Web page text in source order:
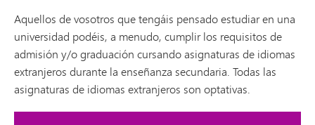
Aquellos de vosotros que tengáis pensado estudiar en una
universidad podéis, a menudo, cumplir los requisitos de
admisión y/o graduación cursando asignaturas de idiomas
extranjeros durante la enseñanza secundaria. Todas las
asignaturas de idiomas extranjeros son optativas.